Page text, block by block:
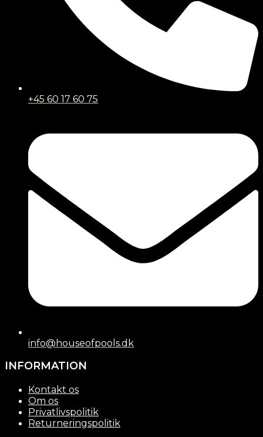
+45 60 17 60 75
info@houseofpools.dk
INFORMATION
Kontakt os
Om os
Privatlivspolitik
Returneringspolitik